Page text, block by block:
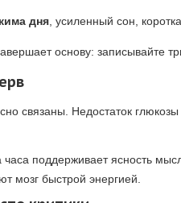
дня , усиленный сон,
основу: записывайте
связаны. Недостаток
поддерживает ясность
мозг быстрой энергией.